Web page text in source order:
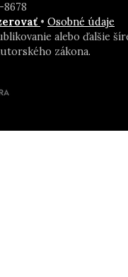
8678
• Osobné údaje
alebo ďalšie
zákona.